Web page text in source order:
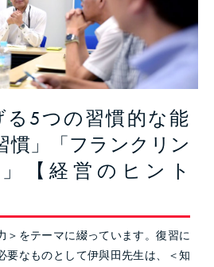
る5つの習慣的な能
慣」「フランクリン
【経営のヒント
＞をテーマに綴っています。復習に
要なものとして伊與田先生は、＜知